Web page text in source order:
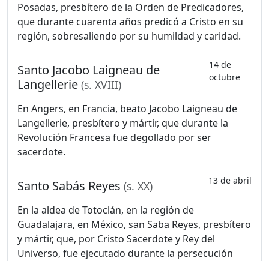
Posadas, presbítero de la Orden de Predicadores,
que durante cuarenta años predicó a Cristo en su
región, sobresaliendo por su humildad y caridad.
Santo Jacobo Laigneau de
Langellerie (s. XVIII)
14 de
octubre
En Angers, en Francia, beato Jacobo Laigneau de
Langellerie, presbítero y mártir, que durante la
Revolución Francesa fue degollado por ser
sacerdote.
Santo Sabás Reyes (s. XX) 13 de abril
En la aldea de Totoclán, en la región de
Guadalajara, en México, san Saba Reyes, presbítero
y mártir, que, por Cristo Sacerdote y Rey del
Universo, fue ejecutado durante la persecución